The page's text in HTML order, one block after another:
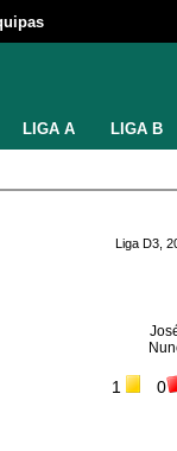
LIGA A LIGA B
Liga D3,
1 0